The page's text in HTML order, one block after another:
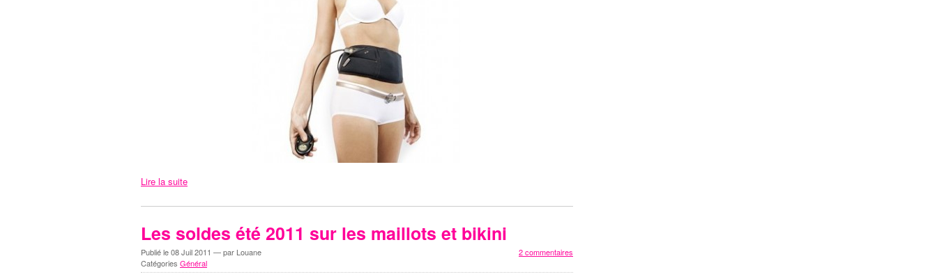
Lire la suite
Les soldes été 2011 sur les maillots et bikini
2 commentaires
Publié le08 Juil 2011 — par Louane
Catégories Général